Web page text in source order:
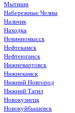
Мытищи
Набережные Челны
Нальчик
Находка
Невинномысск
Нефтекамск
Нефтеюганск
Нижневартовск
Нижнекамск
Нижний Новгород
Нижний Тагил
Новокузнецк
Новокуйбышевск